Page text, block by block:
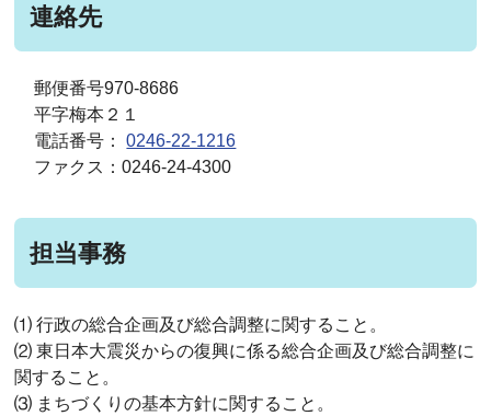
連絡先
郵便番号970-8686
平字梅本２１
電話番号：0246-22-1216
ファクス：0246-24-4300
担当事務
⑴ 行政の総合企画及び総合調整に関すること。
⑵ 東日本大震災からの復興に係る総合企画及び総合調整に
関すること。
⑶ まちづくりの基本方針に関すること。